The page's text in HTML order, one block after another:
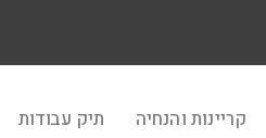
קריינות והנחיה תיק עבודות